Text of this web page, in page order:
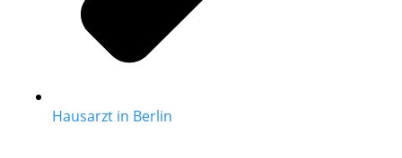
Hausarzt in Berlin